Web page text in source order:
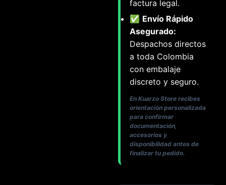
factura legal.
✅ Envío Rápido
Asegurado:
Despachos directos
a toda Colombia
con embalaje
discreto y seguro.
En Kuarzo Store recibes
orientación personalizada
para confirmar
documentación,
accesorios y
disponibilidad antes de
finalizar tu pedido.